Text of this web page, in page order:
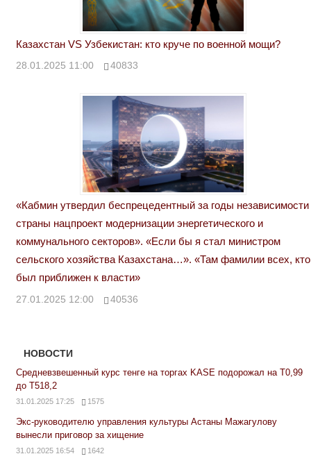
Казахстан VS Узбекистан: кто круче по военной мощи?
28.01.2025 11:00 40833
«Кабмин утвердил беспрецедентный за годы независимости
страны нацпроект модернизации энергетического и
коммунального секторов». «Если бы я стал министром
сельского хозяйства Казахстана…». «Там фамилии всех, кто
был приближен к власти»
27.01.2025 12:00 40536
НОВОСТИ
Средневзвешенный курс тенге на торгах KASE подорожал на Т0,99
до Т518,2
31.01.2025 17:25 1575
Экс-руководителю управления культуры Астаны Мажагулову
вынесли приговор за хищение
31.01.2025 16:54 1642